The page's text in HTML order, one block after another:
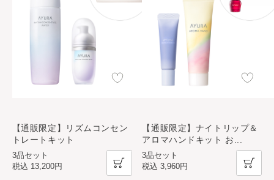
【通販限定】リズムコンセン
トレートキット
3品セット
税込 13,200円
【通販限定】ナイトリップ＆
アロマハンドキット お
3品セット
税込3,960円